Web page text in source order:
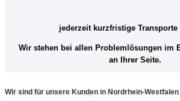
jederzeit kurzfristige
Wir stehen bei allen Problemlösungen im
an Ihrer Seite.
Wir sind für unsere Kunden in Nordrhein-